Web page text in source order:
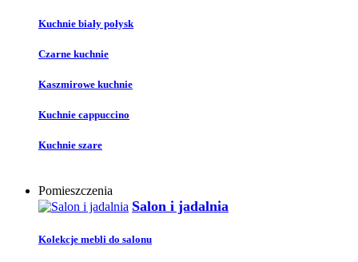
Kuchnie biały połysk
Czarne kuchnie
Kaszmirowe kuchnie
Kuchnie cappuccino
Kuchnie szare
Pomieszczenia
Salon i jadalnia
Kolekcje mebli do salonu